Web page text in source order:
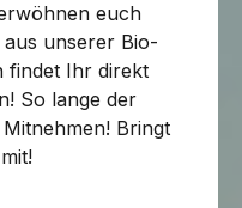
euch
unserer Bio-
findet Ihr direkt
So lange der
Bringt